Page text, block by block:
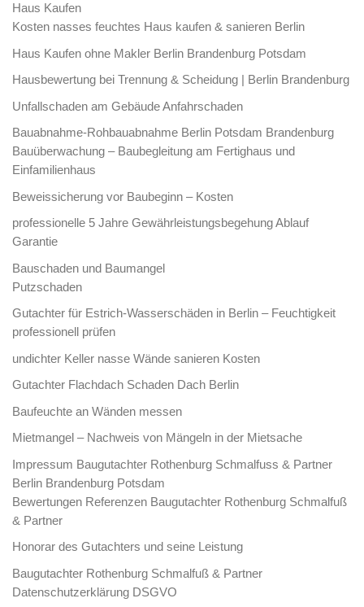
Haus Kaufen
Kosten nasses feuchtes Haus kaufen & sanieren Berlin
Haus Kaufen ohne Makler Berlin Brandenburg Potsdam
Hausbewertung bei Trennung & Scheidung | Berlin Brandenburg
Unfallschaden am Gebäude Anfahrschaden
Bauabnahme-Rohbauabnahme Berlin Potsdam Brandenburg
Bauüberwachung – Baubegleitung am Fertighaus und
Einfamilienhaus
Beweissicherung vor Baubeginn – Kosten
professionelle 5 Jahre Gewährleistungsbegehung Ablauf
Garantie
Bauschaden und Baumangel
Putzschaden
Gutachter für Estrich-Wasserschäden in Berlin – Feuchtigkeit
professionell prüfen
undichter Keller nasse Wände sanieren Kosten
Gutachter Flachdach Schaden Dach Berlin
Baufeuchte an Wänden messen
Mietmangel – Nachweis von Mängeln in der Mietsache
Impressum Baugutachter Rothenburg Schmalfuss & Partner
Berlin Brandenburg Potsdam
Bewertungen Referenzen Baugutachter Rothenburg Schmalfuß
& Partner
Honorar des Gutachters und seine Leistung
Baugutachter Rothenburg Schmalfuß & Partner
Datenschutzerklärung DSGVO